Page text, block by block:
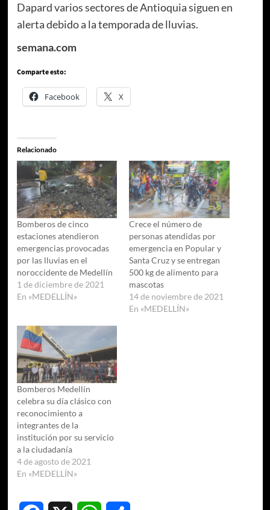
Dapard varios sectores de Antioquia siguen en
alerta debido a la temporada de lluvias.
semana.com
Comparte esto:
Facebook X
Relacionado
Bomberos de cinco
estaciones atendieron
emergencias provocadas
por las lluvias en el
noroccidente de Medellín
1 de diciembre de 2021
En «MEDELLÍN»
Crece el número de
personas atendidas por
emergencia en Popular y
Santa Cruz y se entregan
500 kg de alimento para
mascotas
14 de noviembre de 2021
En «MEDELLÍN»
Bomberos Medellín
celebra su día clásico con
reconocimiento a
integrantes de la
institución por su servicio
a la ciudadanía
4 de agosto de 2021
En «MEDELLÍN»